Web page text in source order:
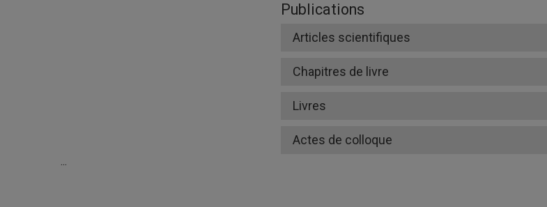
Publications
Articles scientifiques
Chapitres de livre
Livres
Actes de colloque
...